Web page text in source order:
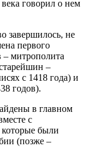
говорил о нем
завершилось, не
первого
– митрополита
–
с 1418 года) и
годов).
в главном
с
были
(позже –